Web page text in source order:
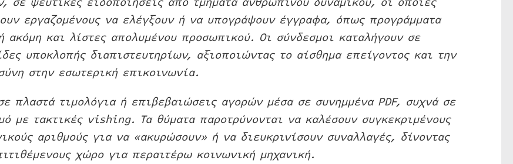
εργαζομένους να ελέγξουν ή να υπογράψουν έγγραφα, όπως προγράμματα
ακόμη και λίστες απολυμένου προσωπικού. Οι σύνδεσμοι καταλήγουν σε
υποκλοπής διαπιστευτηρίων, αξιοποιώντας το αίσθημα επείγοντος και την
στην εσωτερική επικοινωνία.
πλαστά τιμολόγια ή επιβεβαιώσεις αγορών μέσα σε συνημμένα PDF, συχνά σε
με τακτικές vishing. Τα θύματα παροτρύνονται να καλέσουν συγκεκριμένους
αριθμούς για να «ακυρώσουν» ή να διευκρινίσουν συναλλαγές, δίνοντας
χώρο για περαιτέρω κοινωνική μηχανική.